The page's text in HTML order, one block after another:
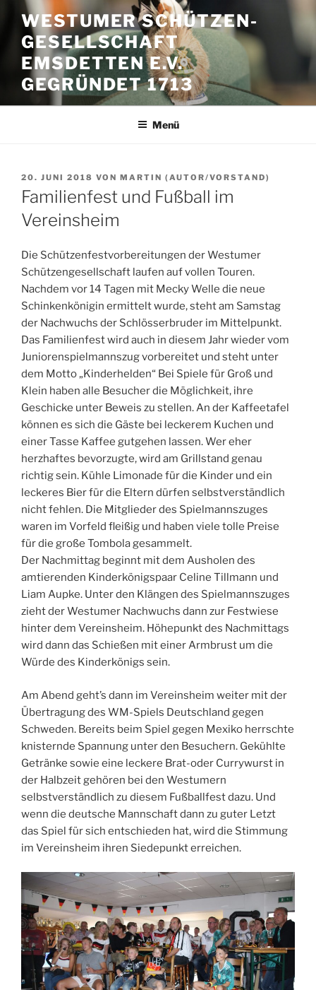
Inhalt
springen
WESTUMER SCHÜTZEN-
GESELLSCHAFT
EMSDETTEN E.V.
GEGRÜNDET 1713
Menü
VERÖFFENTLICHT
AM
20. JUNI 2018 VON MARTIN (AUTOR/VORSTAND)
Familienfest und Fußball im
Vereinsheim
Die Schützenfestvorbereitungen der Westumer
Schützengesellschaft laufen auf vollen Touren.
Nachdem vor 14 Tagen mit Mecky Welle die neue
Schinkenkönigin ermittelt wurde, steht am Samstag
der Nachwuchs der Schlösserbruder im Mittelpunkt.
Das Familienfest wird auch in diesem Jahr wieder vom
Juniorenspielmannszug vorbereitet und steht unter
dem Motto „Kinderhelden“ Bei Spiele für Groß und
Klein haben alle Besucher die Möglichkeit, ihre
Geschicke unter Beweis zu stellen. An der Kaffeetafel
können es sich die Gäste bei leckerem Kuchen und
einer Tasse Kaffee gutgehen lassen. Wer eher
herzhaftes bevorzugte, wird am Grillstand genau
richtig sein. Kühle Limonade für die Kinder und ein
leckeres Bier für die Eltern dürfen selbstverständlich
nicht fehlen. Die Mitglieder des Spielmannszuges
waren im Vorfeld fleißig und haben viele tolle Preise
für die große Tombola gesammelt.
Der Nachmittag beginnt mit dem Ausholen des
amtierenden Kinderkönigspaar Celine Tillmann und
Liam Aupke. Unter den Klängen des Spielmannszuges
zieht der Westumer Nachwuchs dann zur Festwiese
hinter dem Vereinsheim. Höhepunkt des Nachmittags
wird dann das Schießen mit einer Armbrust um die
Würde des Kinderkönigs sein.
Am Abend geht’s dann im Vereinsheim weiter mit der
Übertragung des WM-Spiels Deutschland gegen
Schweden. Bereits beim Spiel gegen Mexiko herrschte
knisternde Spannung unter den Besuchern. Gekühlte
Getränke sowie eine leckere Brat-oder Currywurst in
der Halbzeit gehören bei den Westumern
selbstverständlich zu diesem Fußballfest dazu. Und
wenn die deutsche Mannschaft dann zu guter Letzt
das Spiel für sich entschieden hat, wird die Stimmung
im Vereinsheim ihren Siedepunkt erreichen.